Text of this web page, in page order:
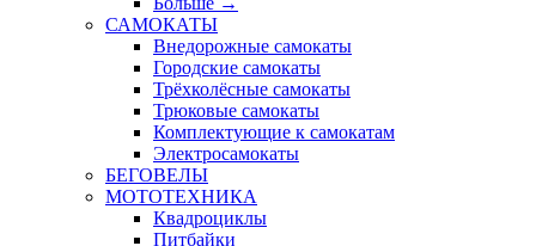
САМОКАТЫ
Внедорожные самокаты
Городские самокаты
Трёхколёсные самокаты
Трюковые самокаты
Комплектующие к самокатам
Электросамокаты
БЕГОВЕЛЫ
МОТОТЕХНИКА
Квадроциклы
Питбайки